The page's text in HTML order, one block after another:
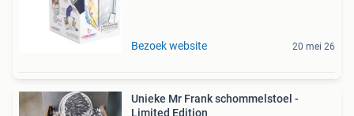
Bezoek website 20 mei 26
Unieke Mr Frank schommelstoel -
Limited Edition